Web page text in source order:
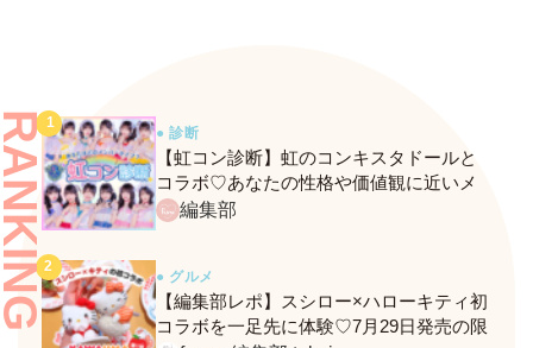
● 診断
【虹コン診断】虹のコンキスタドールと
コラボ♡あなたの性格や価値観に近いメ
ンバーがわかる、fasmeの新診断がスター
編集部
● グルメ
【編集部レポ】スシロー×ハローキティ初
コラボを一足先に体験♡7月29日発売の限